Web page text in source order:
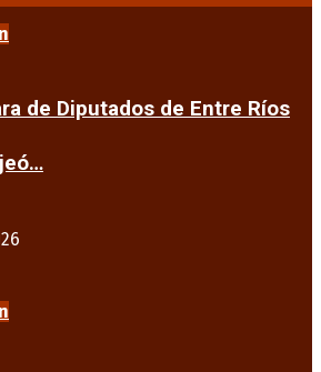
de Diputados de Entre Ríos